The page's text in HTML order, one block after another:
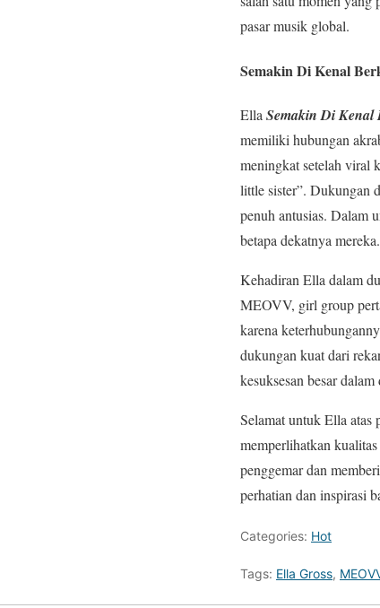
pasar musik global.
Semakin Di Kenal
Ella Semakin Di
memiliki hubungan
meningkat setelah viral
little sister”. Dukungan
penuh antusias. Dalam
betapa dekatnya mereka.
Kehadiran Ella dalam
MEOVV, girl group
karena
dukungan kuat dari
kesuksesan besar
Selamat untuk Ella atas
memperlihatkan
penggemar dan
perhatian dan inspirasi
Categories: Hot
Tags: Ella Gross,